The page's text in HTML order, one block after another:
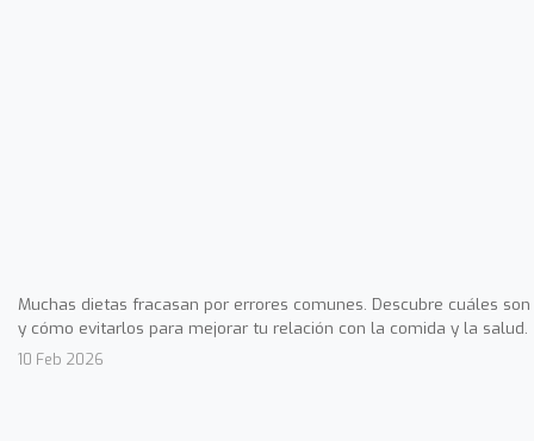
Muchas dietas fracasan por errores comunes. Descubre cuáles son
y cómo evitarlos para mejorar tu relación con la comida y la salud.
10 Feb 2026